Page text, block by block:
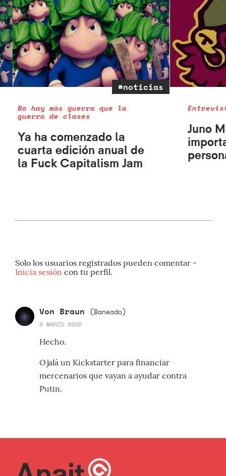
#noticias
No hay más guerra que la
guerra de clases
Ya ha comenzado la
cuarta edición anual de
la Fuck Capitalism Jam
Juno
Solo los usuarios registrados pueden comentar -
Inicia sesión con tu perfil.
Von Braun (Baneado)
8 MARZO 2022
Hecho.
Ojalá un Kickstarter para financiar
mercenarios que vayan a ayudar contra
Putin.